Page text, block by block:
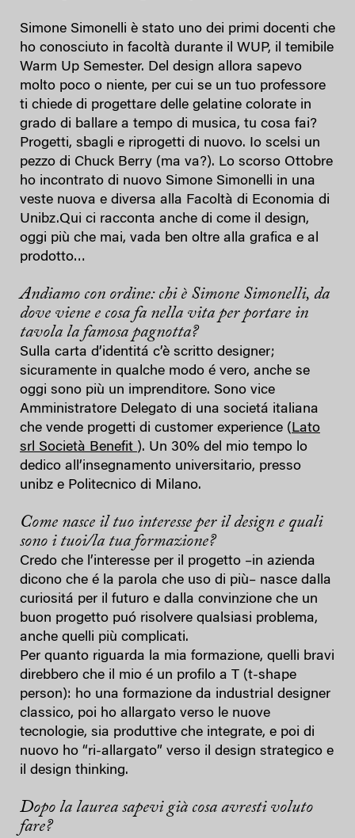
Simone Simonelli è stato uno dei primi docenti che
ho conosciuto in facoltà durante il WUP, il temibile
Warm Up Semester. Del design allora sapevo
molto poco o niente, per cui se un tuo professore
ti chiede di progettare delle gelatine colorate in
grado di ballare a tempo di musica, tu cosa fai?
Progetti, sbagli e riprogetti di nuovo. Io scelsi un
pezzo di Chuck Berry (ma va?). Lo scorso Ottobre
ho incontrato di nuovo Simone Simonelli in una
veste nuova e diversa alla Facoltà di Economia di
Unibz.Qui ci racconta anche di come il design,
oggi più che mai, vada ben oltre alla grafica e al
prodotto…
Andiamo con ordine: chi è Simone Simonelli, da
dove viene e cosa fa nella vita per portare in
tavola la famosa pagnotta?
Sulla carta d’identitá c’è scritto designer;
sicuramente in qualche modo é vero, anche se
oggi sono più un imprenditore. Sono vice
Amministratore Delegato di una societá italiana
che vende progetti di customer experience (Lato
srl Società Benefit ). Un 30% del mio tempo lo
dedico all’insegnamento universitario, presso
unibz e Politecnico di Milano.
Come nasce il tuo interesse per il design e quali
sono i tuoi/la tua formazione?
Credo che l’interesse per il progetto –in azienda
dicono che é la parola che uso di più– nasce dalla
curiositá per il futuro e dalla convinzione che un
buon progetto puó risolvere qualsiasi problema,
anche quelli più complicati.
Per quanto riguarda la mia formazione, quelli bravi
direbbero che il mio é un profilo a T (t-shape
person): ho una formazione da industrial designer
classico, poi ho allargato verso le nuove
tecnologie, sia produttive che integrate, e poi di
nuovo ho “ri-allargato” verso il design strategico e
il design thinking.
Dopo la laurea sapevi già cosa avresti voluto
fare?